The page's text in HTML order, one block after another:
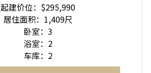
起建价位：$295,990
居住面积：1,409尺
卧室：3
浴室：2
车库：2